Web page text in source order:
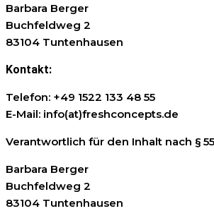
Barbara Berger
Buchfeldweg 2
83104 Tuntenhausen
Kontakt:
Telefon: +49 1522 133 48 55
E-Mail: info(at)freshconcepts.de
Verantwortlich für den Inhalt nach §
Barbara Berger
Buchfeldweg 2
83104 Tuntenhausen